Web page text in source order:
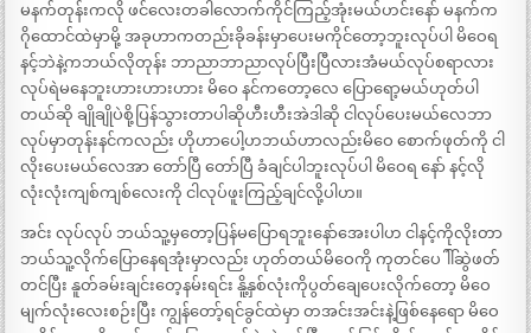
မနက်တုန်းကလို ဖင်လေးတခါလောက်ကိုင်ကြည့်အုံးမယ်ဟင်းနော် မနက်က
ဂိုထောင်ထဲမှာမို့ အခုဟာကတည်းခိုခန်းမှာပေးမကိုင်တော့ဘူးလုပ်ပါ မိဝေရ
နင့်ဘဲနဲ့ကဘယ်လိုတုန်း ဘာညာဘာညာလုပ်ပြီးပြီလားအံမယ်လုပ်စရာလား
လုပ်ရဲမနေဘူးဟားဟားဟား မိဝေ နင်ကတော့လေ ပြောရော့မယ်ဟုတ်ပါ
တယ်ဆို ချိုချိုပဲစို့ပြန်သွားတာပါဆိုဟီးဟီးအဲဒါဆို ငါလုပ်ပေးမယ်လေဘာ
လုပ်မှာတုန်းနင်ကလည်း ဟိုဟာပေါ့ဟဘယ်ဟာလည်းမိဝေ စောက်ဖုတ်ကို ငါ
လိုးပေးမယ်လေအာ တော်ပြီ တော်ပြီ ခံချင်ပါဘူးလုပ်ပါ မိဝေရ နော် နင့်လို
လုံးလုံးကျစ်ကျစ်လေးကို ငါလုပ်ဖူးကြည့်ချင်လို့ပါဟ။
အင်း လုပ်လုပ် ဘယ်သူ့မှတော့ပြန်မပြောရဘူးနော်အေးပါဟ ငါနင့်ကိုလိုးတာ
ဘယ်သူ့လိုက်ပြောနေရအုံးမှာလည်း ဟုတ်တယ်မိဝေကို ကုတင်ပေါါ်ဆွဲဖတ်
တင်ပြီး နူတ်ခမ်းချင်းတေ့နမ်းရင်း နိူ့နှစ်လုံးကိုပွတ်ချေပေးလိုက်တော့ မိဝေ
မျက်လုံးလေးစဉ်းပြီး ကျွန်တော့်ရင်ခွင်ထဲမှာ တအင်းအင်းနဲ့ဖြစ်နေရော မိဝေ